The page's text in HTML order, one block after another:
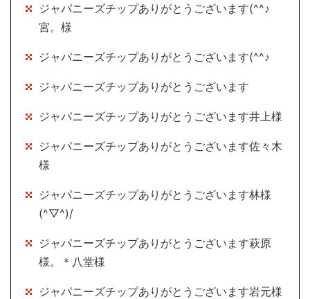
ジャパニーズチップありがとうございます(^^♪
宮。様
ジャパニーズチップありがとうございます(^^♪
ジャパニーズチップありがとうございます
ジャパニーズチップありがとうございます井上様
ジャパニーズチップありがとうございます佐々木
様
ジャパニーズチップありがとうございます林様
(^▽^)/
ジャパニーズチップありがとうございます萩原
様。＊八堂様
ジャパニーズチップありがとうございます岩元様